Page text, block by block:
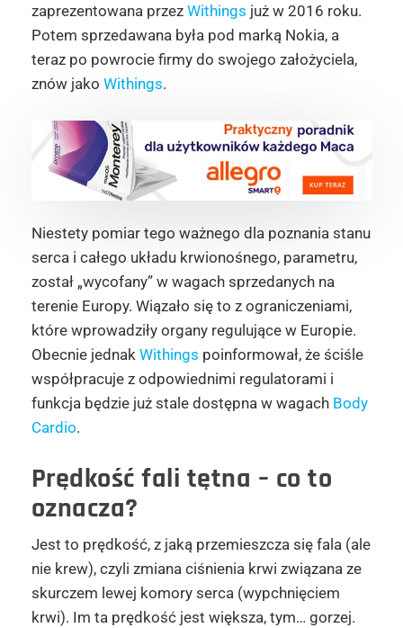
zaprezentowana przez Withings już w 2016 roku.
Potem sprzedawana była pod marką Nokia, a
teraz po powrocie firmy do swojego założyciela,
znów jako Withings.
Niestety pomiar tego ważnego dla poznania stanu
serca i całego układu krwionośnego, parametru,
został „wycofany” w wagach sprzedanych na
terenie Europy. Wiązało się to z ograniczeniami,
które wprowadziły organy regulujące w Europie.
Obecnie jednak Withings poinformował, że ściśle
współpracuje z odpowiednimi regulatorami i
funkcja będzie już stale dostępna w wagach Body
Cardio.
Prędkość fali tętna – co to
oznacza?
Jest to prędkość, z jaką przemieszcza się fala (ale
nie krew), czyli zmiana ciśnienia krwi związana ze
skurczem lewej komory serca (wypchnięciem
krwi). Im ta prędkość jest większa, tym… gorzej.